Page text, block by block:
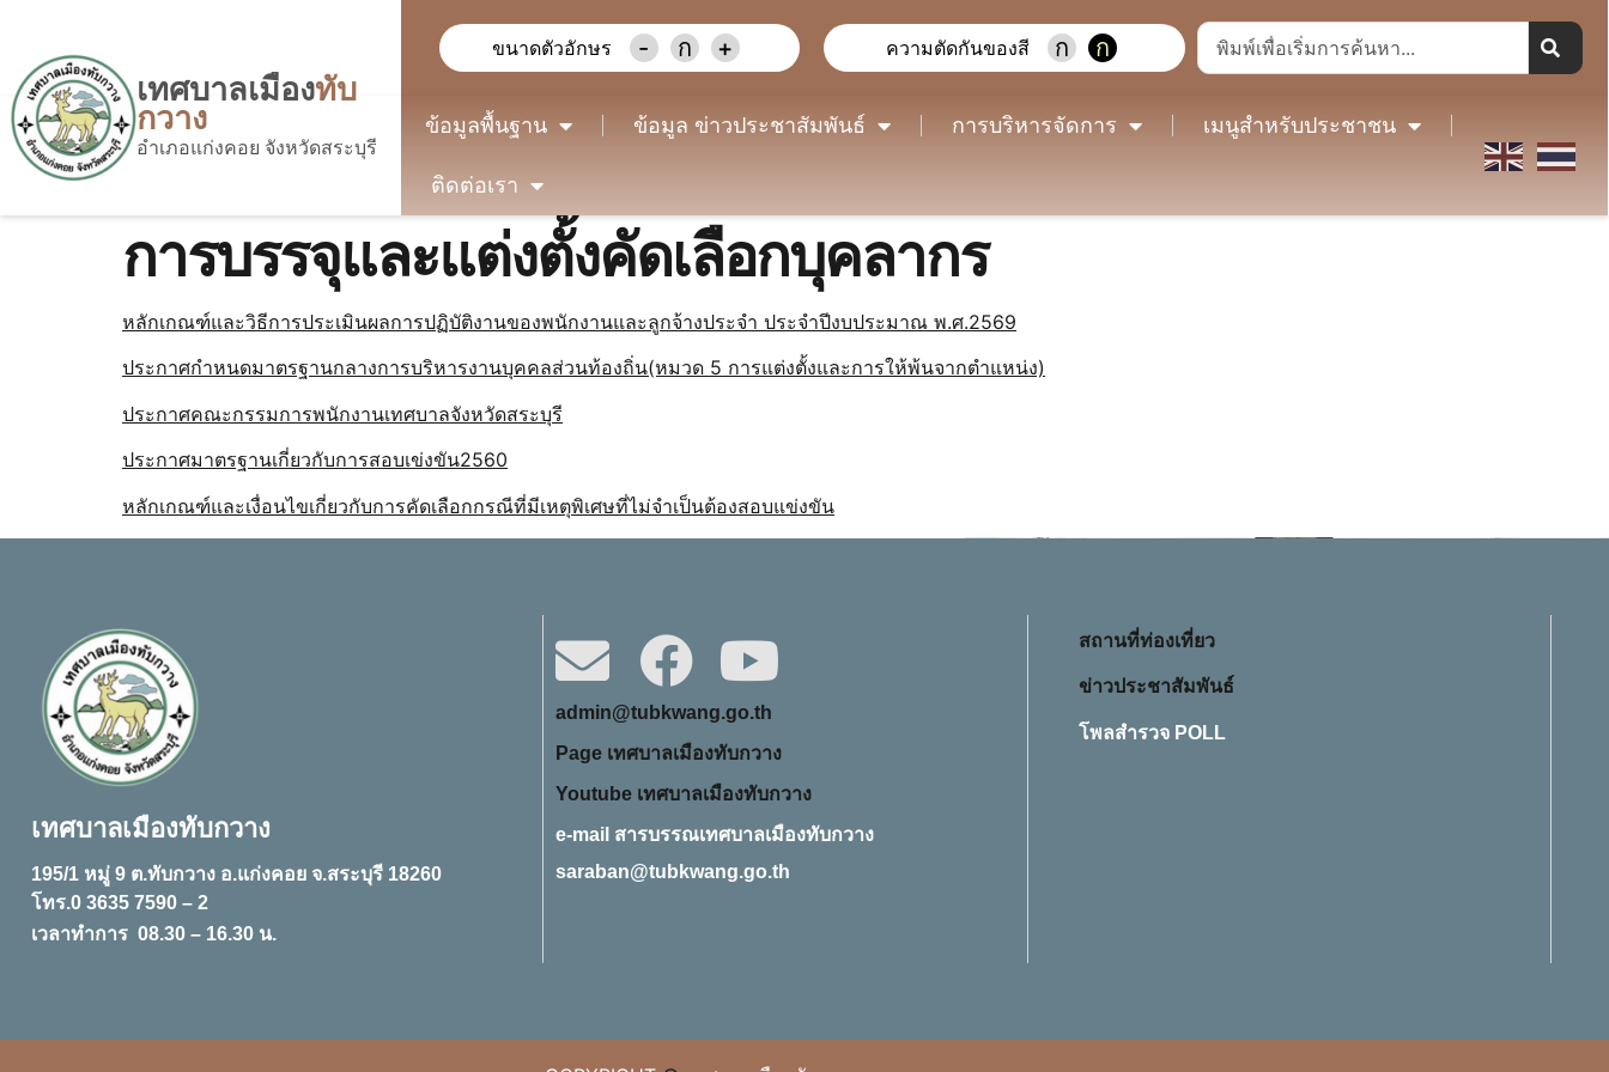
ขนาดตัวอักษร - ก + ความตัดกันของสี ก ก
เทศบาลเมืองทับ
กวาง
อำเภอแก่งคอย จังหวัดสระบุรี
ข้อมูลพื้นฐาน ข้อมูล ข่าวประชาสัมพันธ์ การบริหารจัดการ เมนูสำหรับประชาชน
ติดต่อเรา
การบรรจุและแต่งตั้งคัดเลือกบุคลากร
หลักเกณฑ์และวิธีการประเมินผลการปฏิบัติงานของพนักงานและลูกจ้างประจำ ประจำปีงบประมาณ พ.ศ.2569
ประกาศกำหนดมาตรฐานกลางการบริหารงานบุคคลส่วนท้องถิ่น(หมวด 5 การแต่งตั้งและการให้พ้นจากตำแหน่ง)
ประกาศคณะกรรมการพนักงานเทศบาลจังหวัดสระบุรี
ประกาศมาตรฐานเกี่ยวกับการสอบเข่งขัน2560
หลักเกณฑ์และเงื่อนไขเกี่ยวกับการคัดเลือกกรณีที่มีเหตุพิเศษที่ไม่จำเป็นต้องสอบแข่งขัน
เทศบาลเมืองทับกวาง
195/1 หมู่ 9 ต.ทับกวาง อ.แก่งคอย จ.สระบุรี 18260
โทร.0 3635 7590 – 2
เวลาทำการ 08.30 – 16.30 น.
admin@tubkwang.go.th
Page เทศบาลเมืองทับกวาง
Youtube เทศบาลเมืองทับกวาง
e-mail สารบรรณเทศบาลเมืองทับกวาง
saraban@tubkwang.go.th
สถานที่ท่องเที่ยว
ข่าวประชาสัมพันธ์
โพลสำรวจ POLL